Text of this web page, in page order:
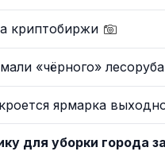
криптобиржи
«чёрного» лесоруба
ярмарка
для уборки города